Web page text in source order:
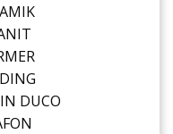
DUCO